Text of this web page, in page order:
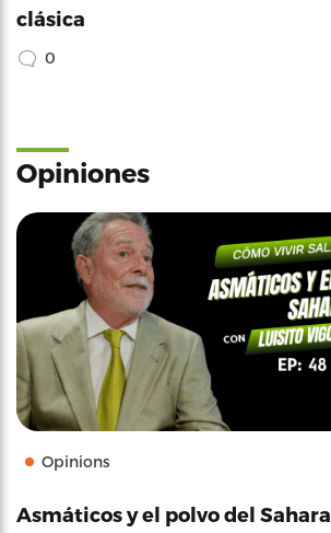
clásica
0
Opiniones
Opinions
Asmáticos y el polvo del Sahara